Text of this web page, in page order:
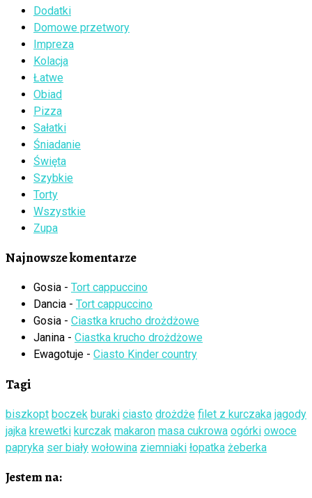
Dodatki
Domowe przetwory
Impreza
Kolacja
Łatwe
Obiad
Pizza
Sałatki
Śniadanie
Święta
Szybkie
Torty
Wszystkie
Zupa
Najnowsze komentarze
Gosia - Tort cappuccino
Dancia - Tort cappuccino
Gosia - Ciastka krucho drożdżowe
Janina - Ciastka krucho drożdżowe
Ewagotuje - Ciasto Kinder country
Tagi
biszkopt boczek buraki ciasto drożdże filet z kurczaka jagody
jajka krewetki kurczak makaron masa cukrowa ogórki owoce
papryka ser biały wołowina ziemniaki łopatka żeberka
Jestem na: